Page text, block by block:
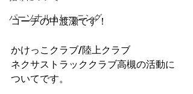
パーソナルトレーニング
コーチの中渡瀬です！
かけっこクラブ/陸上クラブ
ネクサストラッククラブ高槻の活動に
ついてです。